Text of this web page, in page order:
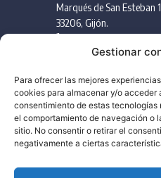
Gestionar
Para ofrecer las mejores
cookies para almacenar y/o acceder
consentimiento de estas
el comportamiento de navegación o
sitio. No consentir o retirar el
negativamente a ciertas
Marqués de San Esteban
33206, Gijón.
985 175 051
MADRID
Velázquez 115, 3º Izq.
28006, Madrid
919 072 121